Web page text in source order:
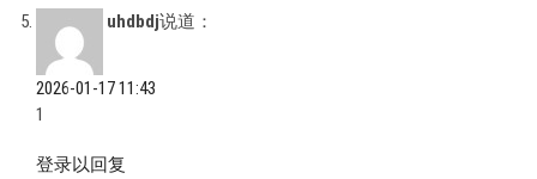
uhdbdj说道：
2026-01-17 11:43
1
登录以回复